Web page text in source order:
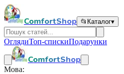
ComfortShop 📂 Каталог▾
ОглядиТоп-спискиПодарунки
ComfortShop
Мова: